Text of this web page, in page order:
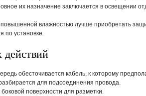
их назначение заключается в освещении
влажностью лучше приобретать
по установке.
обесточивается кабель, к которому
для подсоединения провода.
поверхности для разметки.